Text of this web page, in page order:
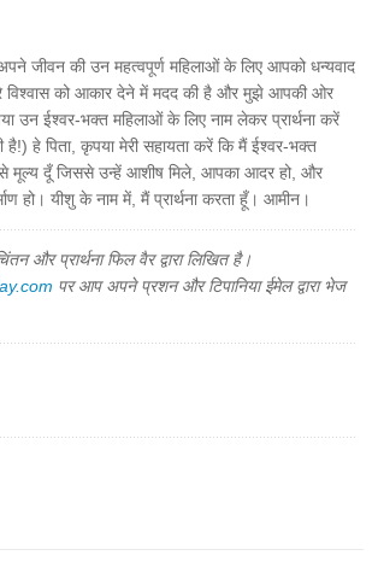
जीवन की उन महत्वपूर्ण महिलाओं के लिए आपको धन्यवाद
विश्वास को आकार देने में मदद की है और मुझे आपकी ओर
उन ईश्वर-भक्त महिलाओं के लिए नाम लेकर प्रार्थना करें
है!) हे पिता, कृपया मेरी सहायता करें कि मैं ईश्वर-भक्त
से मूल्य दूँ जिससे उन्हें आशीष मिले, आपका आदर हो, और
हो। यीशु के नाम में, मैं प्रार्थना करता हूँ। आमीन।
और प्रार्थना फिल वैर द्वारा लिखित है।
पर आप अपने प्रशन और टिपानिया ईमेल द्वारा भेज